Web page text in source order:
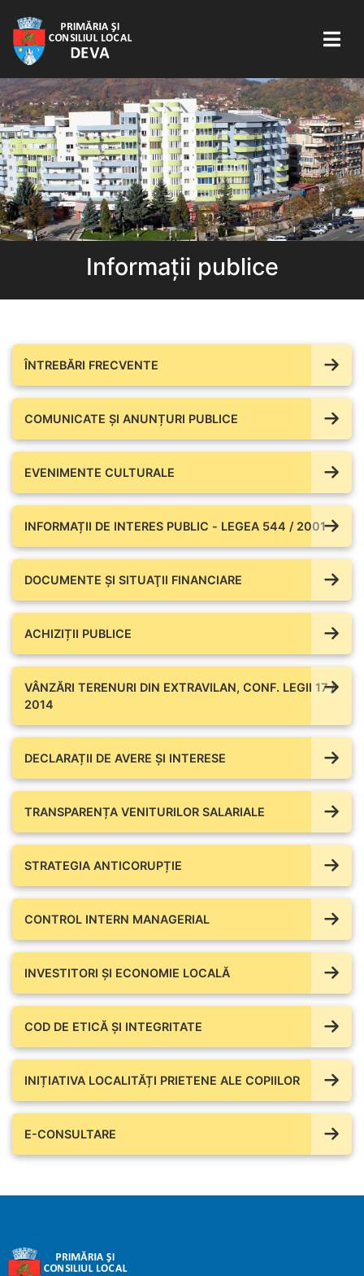
Informații publice
ÎNTREBĂRI FRECVENTE
COMUNICATE ŞI ANUNȚURI PUBLICE
EVENIMENTE CULTURALE
INFORMAȚII DE INTERES PUBLIC - LEGEA 544 / 2001
DOCUMENTE ŞI SITUAŢII FINANCIARE
ACHIZIȚII PUBLICE
VÂNZĂRI TERENURI DIN EXTRAVILAN, CONF. LEGII 17 /
2014
DECLARAȚII DE AVERE ŞI INTERESE
TRANSPARENȚA VENITURILOR SALARIALE
STRATEGIA ANTICORUPȚIE
CONTROL INTERN MANAGERIAL
INVESTITORI ȘI ECONOMIE LOCALĂ
COD DE ETICĂ ȘI INTEGRITATE
INIȚIATIVA LOCALITĂȚI PRIETENE ALE COPIILOR
E-CONSULTARE